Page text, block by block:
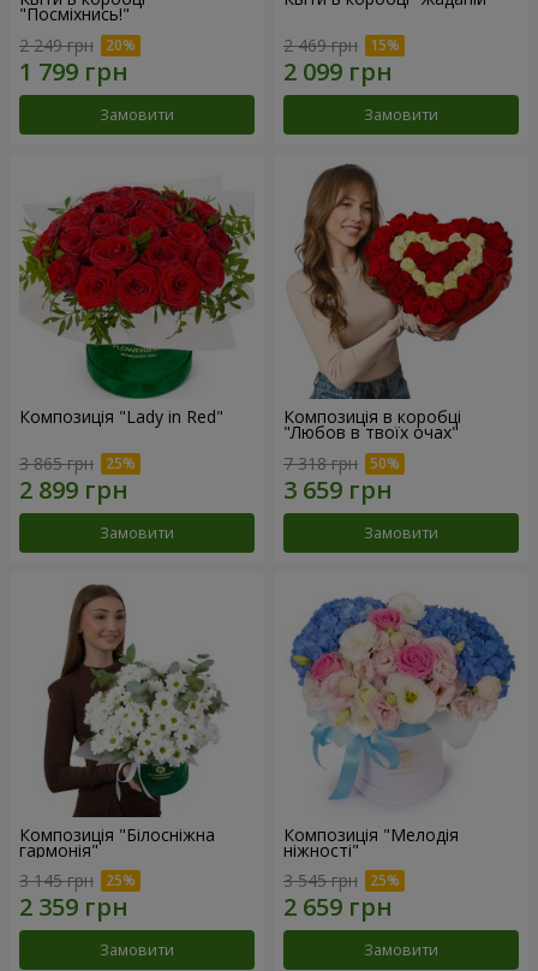
"Посміхнись!"
2 249 грн
Замовити
2 469 грн
Замовити
Композиція "Lady in Red"
3 865 грн
Замовити
Композиція в коробці
"Любов в твоїх очах"
7 318 грн
Замовити
Композиція "Білосніжна
гармонія"
3 145 грн
Замовити
Композиція "Мелодія
ніжності"
3 545 грн
Замовити